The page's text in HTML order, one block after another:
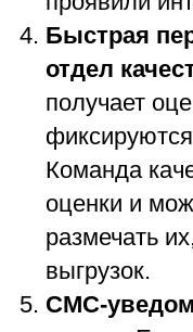
Быстрая
отдел
получает
Команда
оценки и
размечать
выгрузок.
СМС-